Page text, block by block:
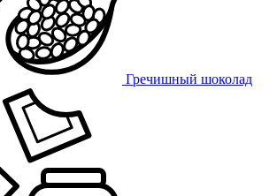
Гречишный шоколад